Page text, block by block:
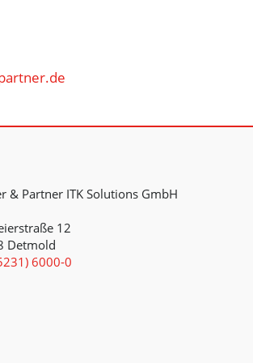
& Partner ITK Solutions GmbH
12
Detmold
6000-0